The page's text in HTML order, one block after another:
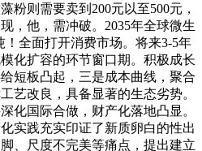
粉则需要卖到200元以至500元，
，他，需冲破。2035年全球微生
！全面打开消费市场。将来3-5年
化扩容的环节窗口期。积极成长
短板凸起，三是成本曲线，聚合
艺改良，具备显著的生态劣势。
化国际合做，财产化落地凸显。
实践充实印证了新质卵白的性出
、尺度不完美等痛点，提出建立